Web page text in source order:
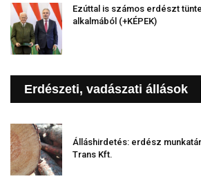
Ezúttal is számos erdészt
alkalmából (+KÉPEK)
Erdészeti, vadászati állások
Álláshirdetés: erdész
Trans Kft.